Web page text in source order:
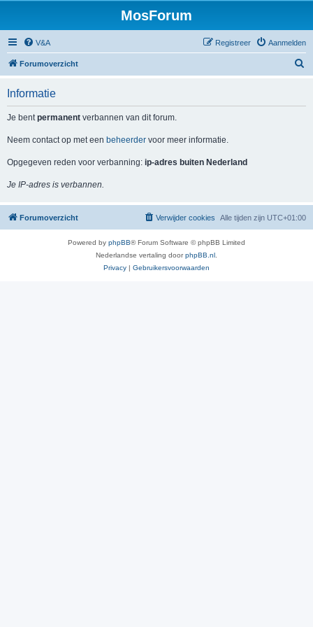
MosForum
V&A Aanmelden
Registreer
Forumoverzicht
Informatie
Je bentpermanent verbannen van dit forum.
Neem contact op met een beheerder voor meer informatie.
Opgegeven reden voor verbanning: ip-adres buiten Nederland
Je IP-adres is verbannen.
Forumoverzicht Alle tijden zijn UTC+01:00
Verwijder cookies
Powered by phpBB® Forum Software © phpBB Limited
Nederlandse vertaling doorphpBB.nl
Privacy | Gebruikersvoorwaarden